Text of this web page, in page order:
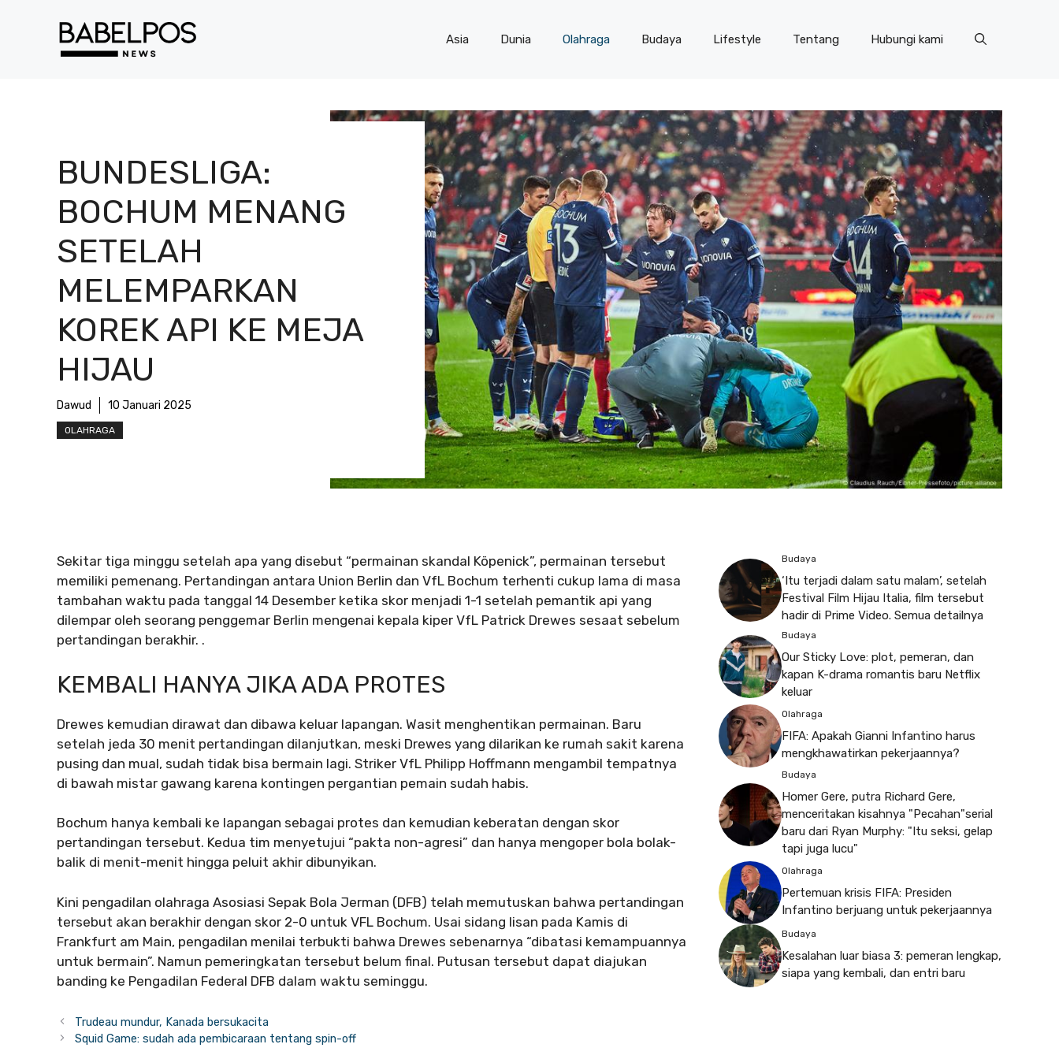
Asia Dunia Olahraga Budaya Lifestyle Tentang Hubungi kami
BUNDESLIGA:
BOCHUM MENANG
SETELAH
MELEMPARKAN
KOREK API KE MEJA
HIJAU
Dawud 10 Januari 2025
OLAHRAGA
Sekitar tiga minggu setelah apa yang disebut “permainan skandal Köpenick”, permainan tersebut
memiliki pemenang. Pertandingan antara Union Berlin dan VfL Bochum terhenti cukup lama di masa
tambahan waktu pada tanggal 14 Desember ketika skor menjadi 1-1 setelah pemantik api yang
dilempar oleh seorang penggemar Berlin mengenai kepala kiper VfL Patrick Drewes sesaat sebelum
pertandingan berakhir. .
KEMBALI HANYA JIKA ADA PROTES
Drewes kemudian dirawat dan dibawa keluar lapangan. Wasit menghentikan permainan. Baru
setelah jeda 30 menit pertandingan dilanjutkan, meski Drewes yang dilarikan ke rumah sakit karena
pusing dan mual, sudah tidak bisa bermain lagi. Striker VfL Philipp Hoffmann mengambil tempatnya
di bawah mistar gawang karena kontingen pergantian pemain sudah habis.
Bochum hanya kembali ke lapangan sebagai protes dan kemudian keberatan dengan skor
pertandingan tersebut. Kedua tim menyetujui “pakta non-agresi” dan hanya mengoper bola bolak-
balik di menit-menit hingga peluit akhir dibunyikan.
Kini pengadilan olahraga Asosiasi Sepak Bola Jerman (DFB) telah memutuskan bahwa pertandingan
tersebut akan berakhir dengan skor 2-0 untuk VFL Bochum. Usai sidang lisan pada Kamis di
Frankfurt am Main, pengadilan menilai terbukti bahwa Drewes sebenarnya “dibatasi kemampuannya
untuk bermain”. Namun pemeringkatan tersebut belum final. Putusan tersebut dapat diajukan
banding ke Pengadilan Federal DFB dalam waktu seminggu.
Trudeau mundur, Kanada bersukacita
Squid Game: sudah ada pembicaraan tentang spin-off
Budaya
‘Itu terjadi dalam satu malam’, setelah
Festival Film Hijau Italia, film tersebut
hadir di Prime Video. Semua detailnya
Budaya
Our Sticky Love: plot, pemeran, dan
kapan K-drama romantis baru Netflix
keluar
Olahraga
FIFA: Apakah Gianni Infantino harus
mengkhawatirkan pekerjaannya?
Budaya
Homer Gere, putra Richard Gere,
menceritakan kisahnya "Pecahan"serial
baru dari Ryan Murphy: "Itu seksi, gelap
tapi juga lucu"
Olahraga
Pertemuan krisis FIFA: Presiden
Infantino berjuang untuk pekerjaannya
Budaya
Kesalahan luar biasa 3: pemeran lengkap,
siapa yang kembali, dan entri baru